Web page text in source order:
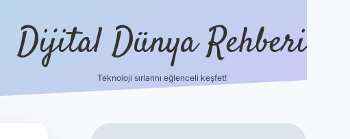
Dijital Dünya Rehberi
Teknoloji sırlarını eğlenceli keşfet!
tulipbet güncel giriş